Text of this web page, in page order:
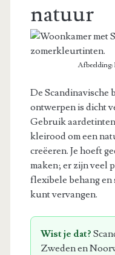
natuur
Afbeelding:
De Scandinavische
ontwerpen is dicht
Gebruik
kleirood om een
creëeren. Je hoeft
maken; er zijn veel
flexibele behang
kunt vervangen.
Wist je dat?
Zweden en